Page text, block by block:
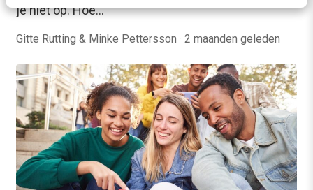
je niet op. Hoe…
Gitte Rutting & Minke Pettersson · 2 maanden geleden